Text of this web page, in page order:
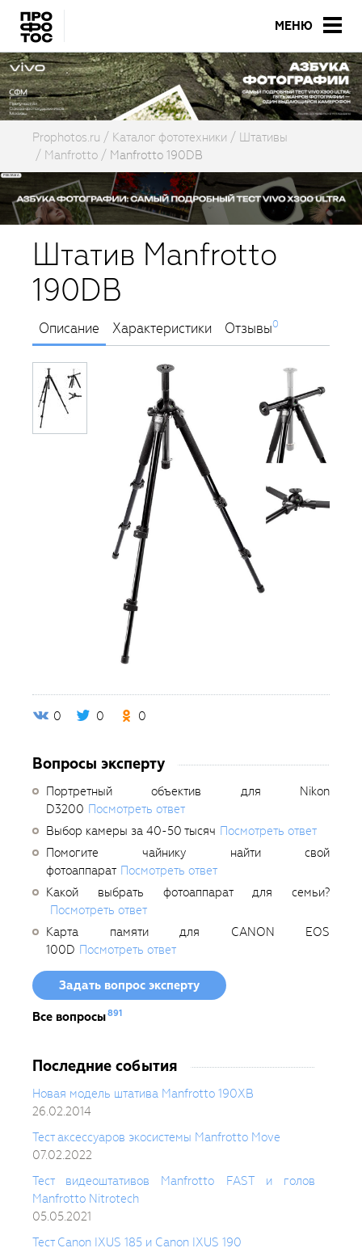
МЕНЮ
Prophotos.ru Каталог фототехники
Штативы
Manfrotto
Manfrotto 190DB
Штатив Manfrotto
190DB
Описание Характеристики Отзывы0
0 0 0
Вопросы эксперту
Портретный объектив для Nikon
D3200 Посмотреть ответ
Выбор камеры за 40-50 тысяч Посмотреть ответ
Помогите чайнику найти свой
фотоаппарат Посмотреть ответ
Какой выбрать фотоаппарат для семьи?
Посмотреть ответ
Карта памяти для CANON EOS
100D Посмотреть ответ
Задать вопрос эксперту
Все вопросы891
Последние события
Новая модель штатива Manfrotto 190XB
26.02.2014
Тест аксессуаров экосистемы Manfrotto Move
07.02.2022
Тест видеоштативов Manfrotto FAST и голов
Manfrotto Nitrotech
05.05.2021
Тест Canon IXUS 185 и Canon IXUS 190